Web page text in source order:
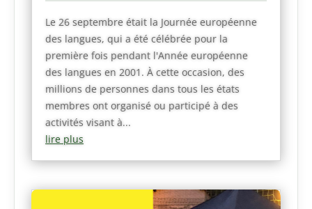
Le 26 septembre était la Journée européenne
des langues, qui a été célébrée pour la
première fois pendant l'Année européenne
des langues en 2001. À cette occasion, des
millions de personnes dans tous les états
membres ont organisé ou participé à des
activités visant à...
lire plus